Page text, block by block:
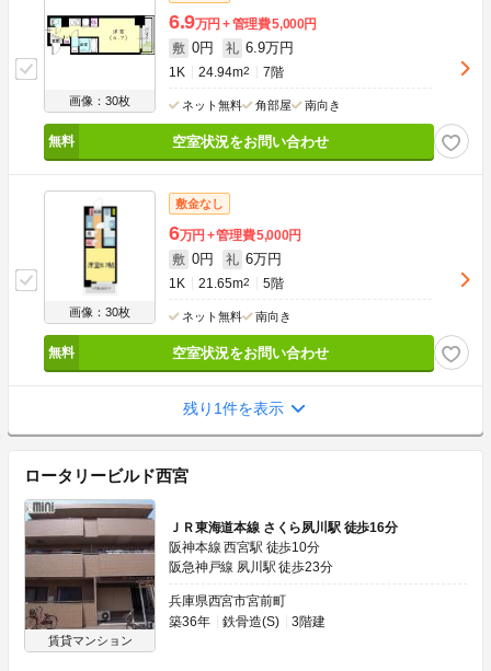
画像：30枚
6.9万円 管理費5,000円
敷 0円 礼 6.9万円
1K 24.94m2 7階
ネット無料 角部屋 南向き
空室状況をお問い合わせ
画像：30枚
敷金なし
6万円 管理費5,000円
敷 0円 礼 6万円
1K 21.65m2 5階
ネット無料 南向き
空室状況をお問い合わせ
残り1件を表示
ロータリービルド西宮
賃貸マンション
ＪＲ東海道本線 さくら夙川駅 徒歩16分
阪神本線 西宮駅 徒歩10分
阪急神戸線 夙川駅 徒歩23分
兵庫県西宮市宮前町
築36年
鉄骨造(S) 3階建